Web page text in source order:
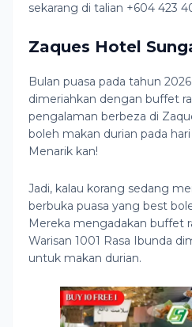
sekarang di talian +604 423
Zaques Hotel
Bulan puasa pada tahun
dimeriahkan dengan buffet
pengalaman berbeza di
boleh makan durian pada
Menarik kan!
Jadi, kalau korang sedang
berbuka puasa yang best
Mereka mengadakan buffet
Warisan 1001 Rasa Ibunda
untuk makan durian.